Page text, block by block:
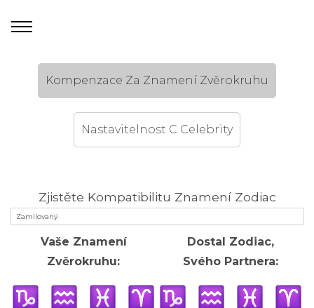
Kompenzace Za Znamení Zvěrokruhu
Nastavitelnost C Celebrity
Zjistěte Kompatibilitu Znamení Zodiac
Vaše Znamení
Zvěrokruhu:
Dostal Zodiac,
Svého Partnera: